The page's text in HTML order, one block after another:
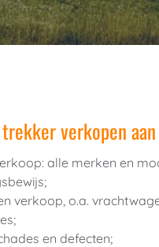
verkopen
alle merken en
verkoop, o.a.
en defecten;